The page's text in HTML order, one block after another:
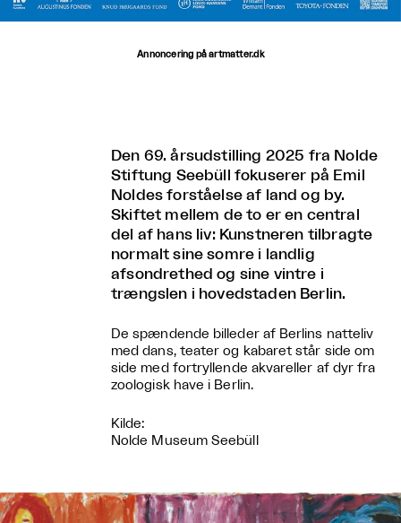
Annoncering på artmatter.dk
Den 69. årsudstilling 2025 fra Nolde
Stiftung Seebüll fokuserer på Emil
Noldes forståelse af land og by.
Skiftet mellem de to er en central
del af hans liv: Kunstneren tilbragte
normalt sine somre i landlig
afsondrethed og sine vintre i
trængslen i hovedstaden Berlin.
De spændende billeder af Berlins natteliv
med dans, teater og kabaret står side om
side med fortryllende akvareller af dyr fra
zoologisk have i Berlin.
Kilde:
Nolde Museum Seebüll